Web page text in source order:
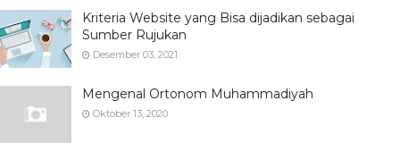
Kriteria Website yang Bisa dijadikan sebagai
Sumber Rujukan
Desember 03, 2021
Mengenal Ortonom Muhammadiyah
Oktober 13, 2020